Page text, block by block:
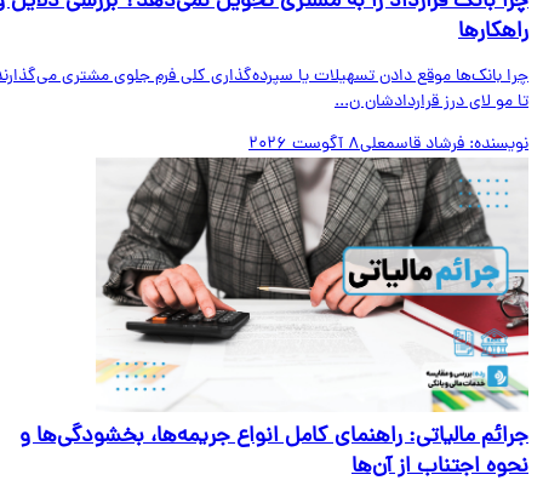
بانک‌ها موقع دادن تسهیلات یا سپرده‌گذاری کلی فرم جلوی مشتری می‌گذارند
مو لای درز قراردادشان ن...
فرشاد قاسمعلی8 آگوست 2026
مالیاتی: راهنمای کامل انواع جریمه‌ها، بخشودگی‌ها و
اجتناب از آن‌ها